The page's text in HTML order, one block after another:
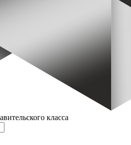
класса